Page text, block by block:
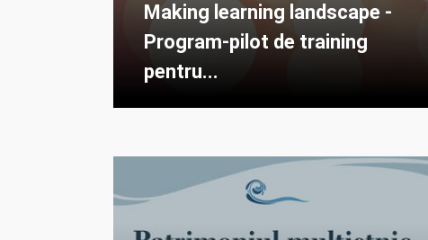
Making learning landscape -
Program-pilot de training
pentru...